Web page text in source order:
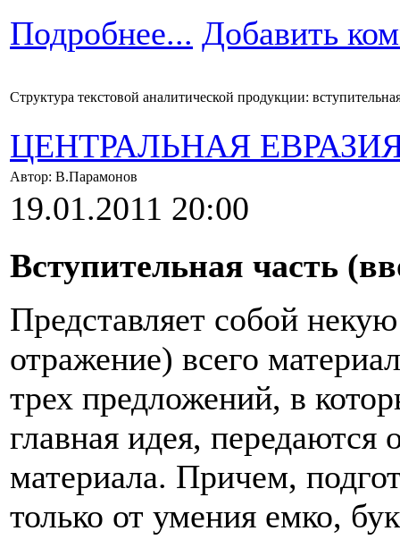
Подробнее... Добавить
Структура текстовой аналитической продукции:
ЦЕНТРАЛЬНАЯ
Автор: В.Парамонов
19.01.2011 20:00
Вступительная часть
Представляет собой
отражение) всего
трех предложений, в
главная идея,
материала. Причем,
только от умения емко,